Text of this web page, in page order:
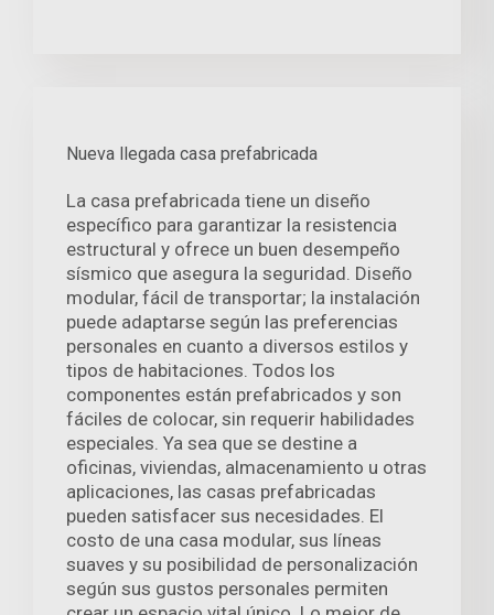
Nueva llegada casa prefabricada
La casa prefabricada tiene un diseño
específico para garantizar la resistencia
estructural y ofrece un buen desempeño
sísmico que asegura la seguridad. Diseño
modular, fácil de transportar; la instalación
puede adaptarse según las preferencias
personales en cuanto a diversos estilos y
tipos de habitaciones. Todos los
componentes están prefabricados y son
fáciles de colocar, sin requerir habilidades
especiales. Ya sea que se destine a
oficinas, viviendas, almacenamiento u otras
aplicaciones, las casas prefabricadas
pueden satisfacer sus necesidades. El
costo de una casa modular, sus líneas
suaves y su posibilidad de personalización
según sus gustos personales permiten